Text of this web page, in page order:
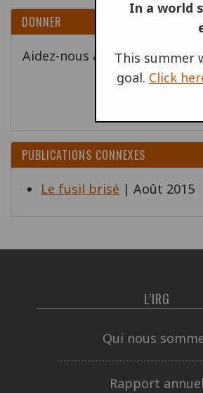
In a world
This summer
goal. Click
DONNER
Aidez-nous à soutenir
à travers le
PUBLICATIONS CONNEXES
Le fusil brisé | Août 2015
L'IRG
Qui nous
Rapport annuel